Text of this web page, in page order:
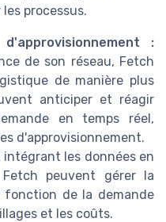
processus.
:
de son réseau, Fetch
de manière plus
anticiper et réagir
en temps réel,
d'approvisionnement.
intégrant les données en
peuvent gérer la
de la demande
et les coûts.